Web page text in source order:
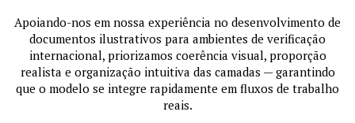
Apoiando-nos em nossa experiência no desenvolvimento de
documentos ilustrativos para ambientes de verificação
internacional, priorizamos coerência visual, proporção
realista e organização intuitiva das camadas — garantindo
que o modelo se integre rapidamente em fluxos de trabalho
reais.